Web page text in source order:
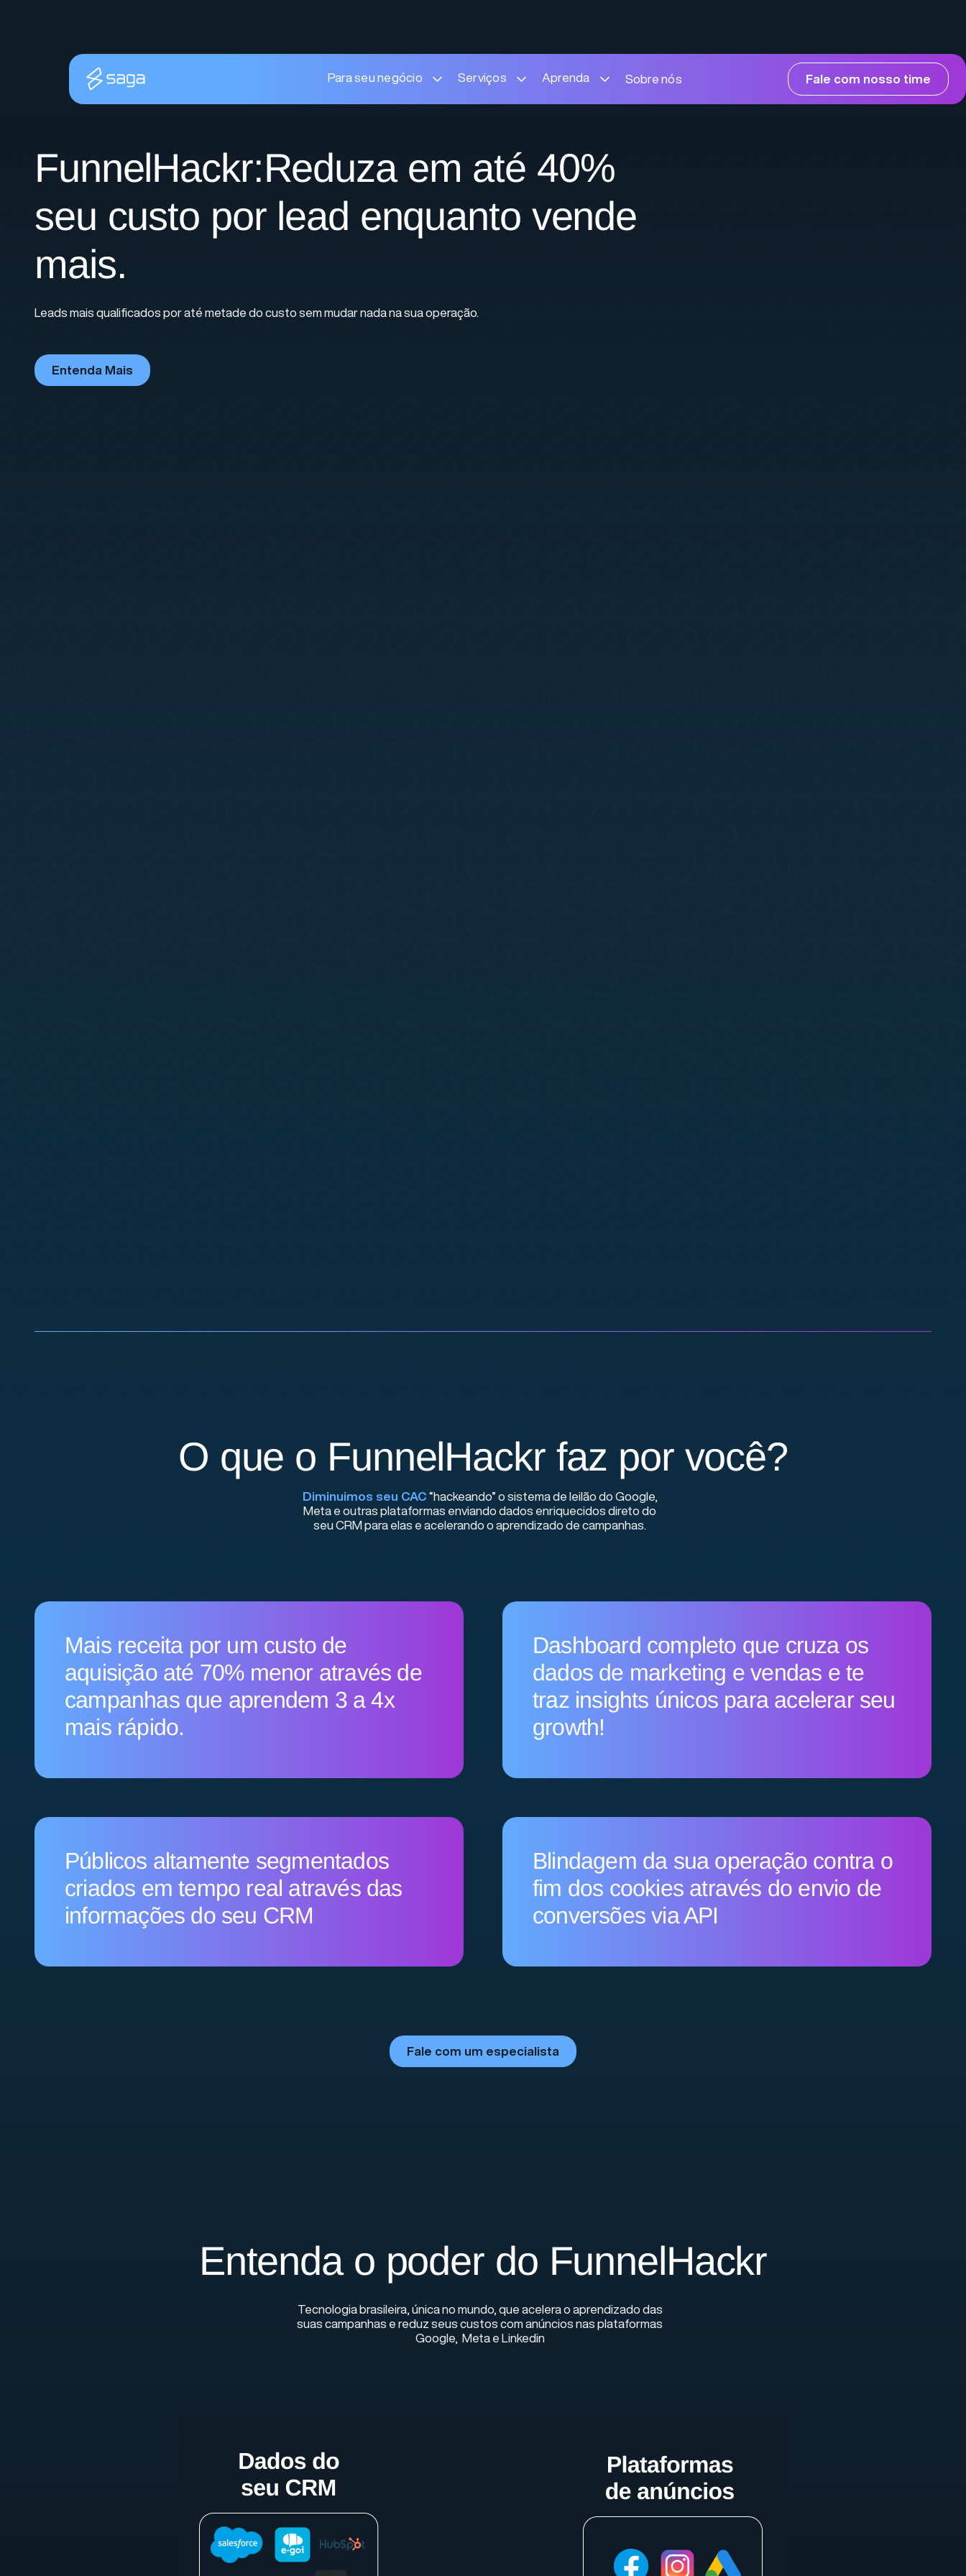
Para seu negócio Serviços Aprenda Sobre nós Fale com nosso time
FunnelHackr:Reduza em até 40%
seu custo por lead enquanto vende
mais.
Leads mais qualificados por até metade do custo sem mudar nada na sua operação.
Entenda Mais
O que o FunnelHackr faz por você?
Diminuimos seu CAC “hackeando” o sistema de leilão do Google,
Meta e outras plataformas enviando dados enriquecidos direto do
seu CRM para elas e acelerando o aprendizado de campanhas.
Mais receita por um custo de
aquisição até 70% menor através de
campanhas que aprendem 3 a 4x
mais rápido.
Dashboard completo que cruza os
dados de marketing e vendas e te
traz insights únicos para acelerar seu
growth!
Públicos altamente segmentados
criados em tempo real através das
informações do seu CRM
Blindagem da sua operação contra o
fim dos cookies através do envio de
conversões via API
Fale com um especialista
Entenda o poder do FunnelHackr
Tecnologia brasileira, única no mundo, que acelera o aprendizado das
suas campanhas e reduz seus custos com anúncios nas plataformas
Google, Meta e Linkedin